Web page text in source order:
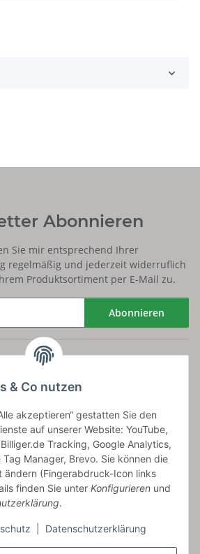
& Co nutzen
akzeptieren“ gestatten Sie den
auf unserer Website: YouTube,
Tracking, Google Analytics,
Tag Manager, Brevo. Sie können die
ändern (Fingerabdruck-Icon links
finden Sie unter Konfigurieren und
.
Datenschutzerklärung
Abonnieren
Sie mir entsprechend Ihrer
regelmäßig und jederzeit widerruflich
Produktsortiment per E-Mail zu.
Abonnieren
Reepsholt
| Fax -9